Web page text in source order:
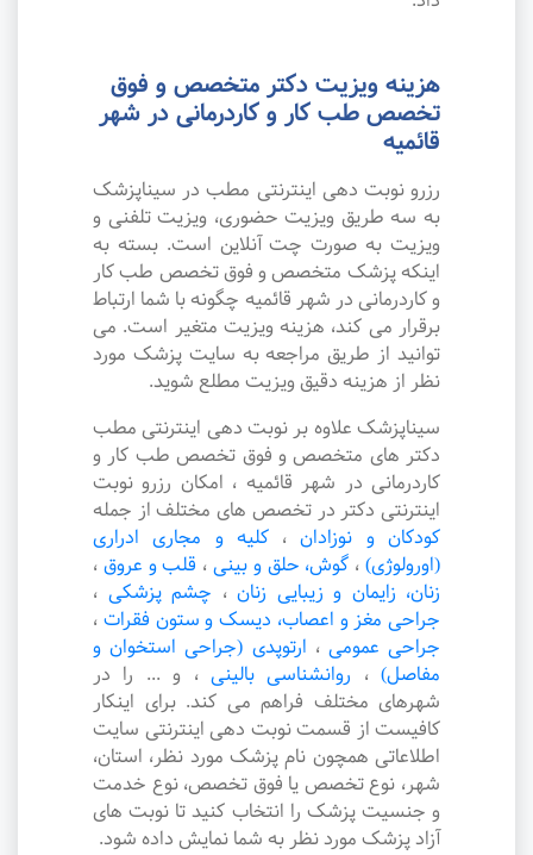
هزینه ویزیت دکتر متخصص و فوق
تخصص طب کار و کاردرمانی در شهر
قائمیه
رزرو نوبت دهی اینترنتی مطب در سیناپزشک
به سه طریق ویزیت حضوری، ویزیت تلفنی و
ویزیت به صورت چت آنلاین است. بسته به
اینکه پزشک متخصص و فوق تخصص طب کار
و کاردرمانی در شهر قائمیه چگونه با شما ارتباط
برقرار می کند، هزینه ویزیت متغیر است. می
توانید از طریق مراجعه به سایت پزشک مورد
نظر از هزینه دقیق ویزیت مطلع شوید.
سیناپزشک علاوه بر نوبت دهی اینترنتی مطب
دکتر های متخصص و فوق تخصص طب کار و
کاردرمانی در شهر قائمیه ، امکان رزرو نوبت
اینترنتی دکتر در تخصص های مختلف از جمله
کودکان و نوزادان ،کلیه و مجاری ادراری
(اورولوژی) ، گوش، حلق و بینی ، قلب و عروق ،
زنان، زایمان و زیبایی زنان ، چشم پزشکی ،
جراحی مغز و اعصاب، دیسک و ستون فقرات ،
جراحی عمومی ، ارتوپدی (جراحی استخوان و
مفاصل) ، روانشناسی بالینی ، و ... را در
شهرهای مختلف فراهم می کند. برای اینکار
کافیست از قسمت نوبت دهی اینترنتی سایت
اطلاعاتی همچون نام پزشک مورد نظر، استان،
شهر، نوع تخصص یا فوق تخصص، نوع خدمت
و جنسیت پزشک را انتخاب کنید تا نوبت های
آزاد پزشک مورد نظر به شما نمایش داده شود.